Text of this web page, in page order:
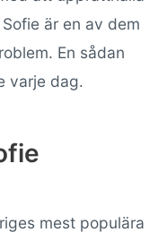
är en av dem
En sådan
varje dag.
mest populära